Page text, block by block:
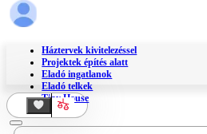
Háztervek kivitelezéssel
Projektek építés alatt
Eladó ingatlanok
Eladó telkek
Tiny House